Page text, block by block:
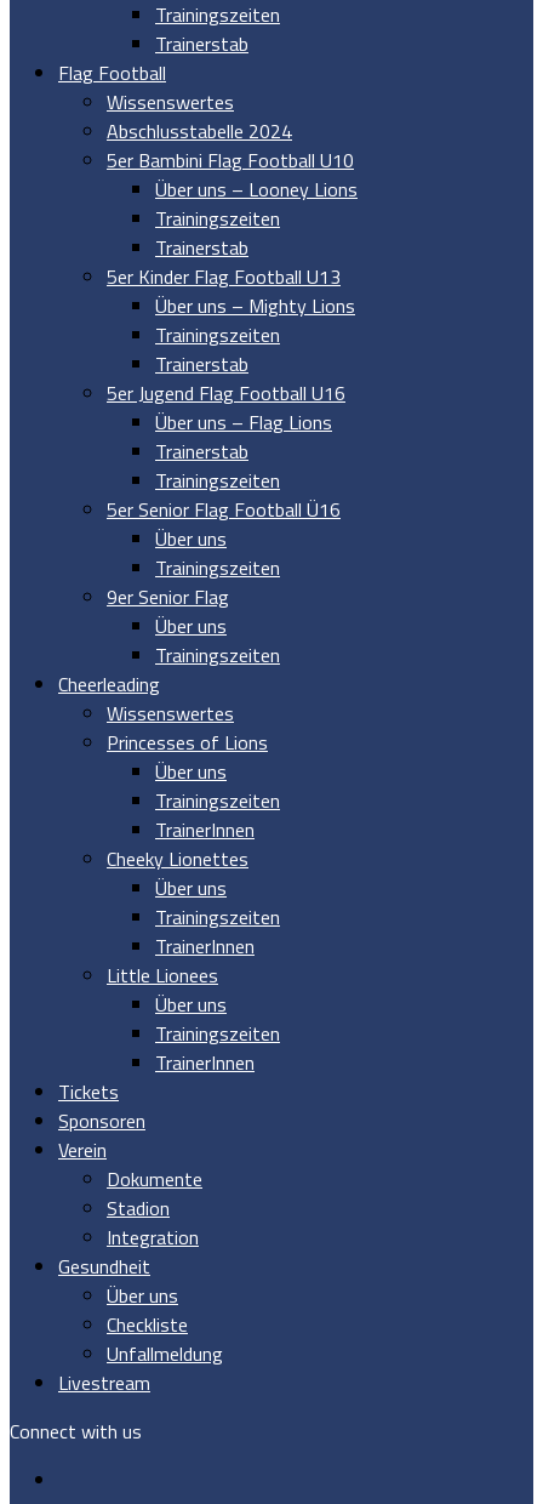
Trainingszeiten
Trainerstab
Flag Football
Wissenswertes
Abschlusstabelle 2024
5er Bambini Flag Football U10
Über uns – Looney Lions
Trainingszeiten
Trainerstab
5er Kinder Flag Football U13
Über uns – Mighty Lions
Trainingszeiten
Trainerstab
5er Jugend Flag Football U16
Über uns – Flag Lions
Trainerstab
Trainingszeiten
5er Senior Flag Football Ü16
Über uns
Trainingszeiten
9er Senior Flag
Über uns
Trainingszeiten
Cheerleading
Wissenswertes
Princesses of Lions
Über uns
Trainingszeiten
TrainerInnen
Cheeky Lionettes
Über uns
Trainingszeiten
TrainerInnen
Little Lionees
Über uns
Trainingszeiten
TrainerInnen
Tickets
Sponsoren
Verein
Dokumente
Stadion
Integration
Gesundheit
Über uns
Checkliste
Unfallmeldung
Livestream
Connect with us